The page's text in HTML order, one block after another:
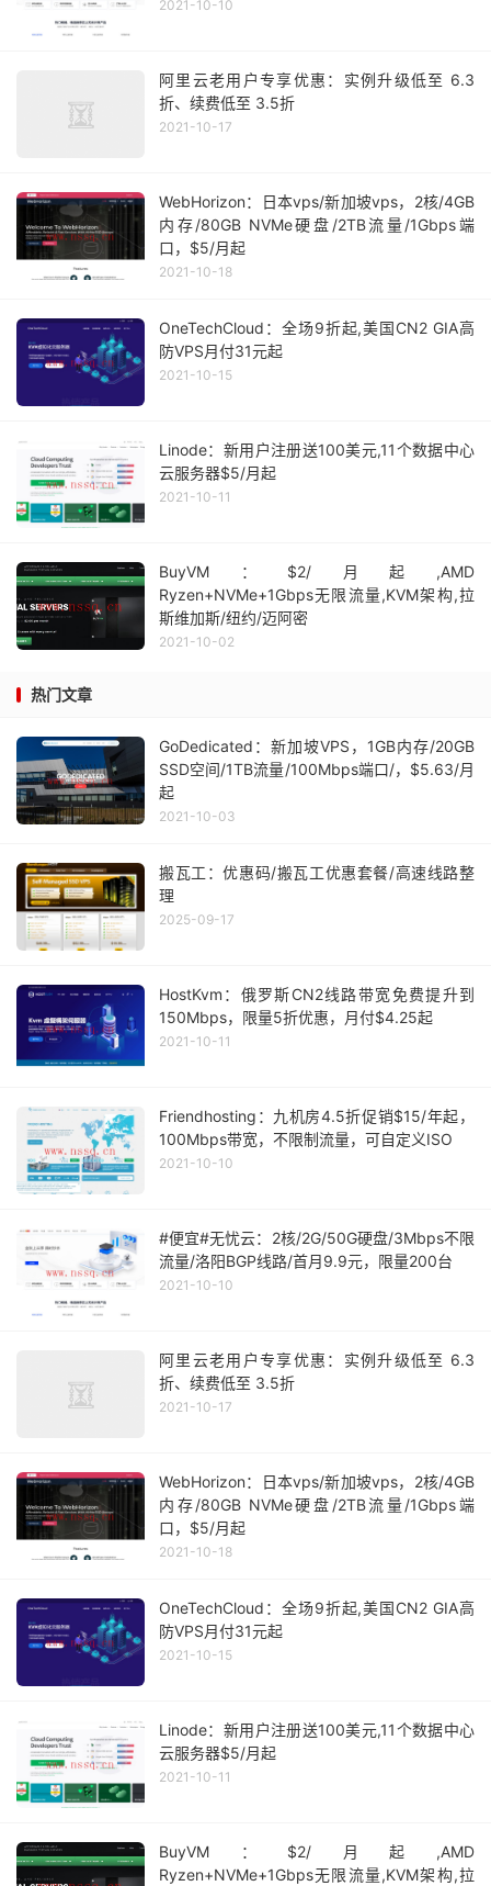
2021-10-10
阿里云老用户专享优惠：实例升级低至 6.3
折、续费低至 3.5折
2021-10-17
WebHorizon：日本vps/新加坡vps，2核/4GB
内存/80GB NVMe硬盘/2TB流量/1Gbps端
口，$5/月起
2021-10-18
OneTechCloud：全场9折起,美国CN2 GIA高
防VPS月付31元起
2021-10-15
Linode：新用户注册送100美元,11个数据中心
云服务器$5/月起
2021-10-11
BuyVM：$2/月起,AMD
Ryzen+NVMe+1Gbps无限流量,KVM架构,拉
斯维加斯/纽约/迈阿密
2021-10-02
热门文章
GoDedicated：新加坡VPS，1GB内存/20GB
SSD空间/1TB流量/100Mbps端口/，$5.63/月
起
2021-10-03
搬瓦工：优惠码/搬瓦工优惠套餐/高速线路整
理
2025-09-17
HostKvm：俄罗斯CN2线路带宽免费提升到
150Mbps，限量5折优惠，月付$4.25起
2021-10-11
Friendhosting：九机房4.5折促销$15/年起，
100Mbps带宽，不限制流量，可自定义ISO
2021-10-10
#便宜#无忧云：2核/2G/50G硬盘/3Mbps不限
流量/洛阳BGP线路/首月9.9元，限量200台
2021-10-10
阿里云老用户专享优惠：实例升级低至 6.3
折、续费低至 3.5折
2021-10-17
WebHorizon：日本vps/新加坡vps，2核/4GB
内存/80GB NVMe硬盘/2TB流量/1Gbps端
口，$5/月起
2021-10-18
OneTechCloud：全场9折起,美国CN2 GIA高
防VPS月付31元起
2021-10-15
Linode：新用户注册送100美元,11个数据中心
云服务器$5/月起
2021-10-11
BuyVM：$2/月起,AMD
Ryzen+NVMe+1Gbps无限流量,KVM架构,拉